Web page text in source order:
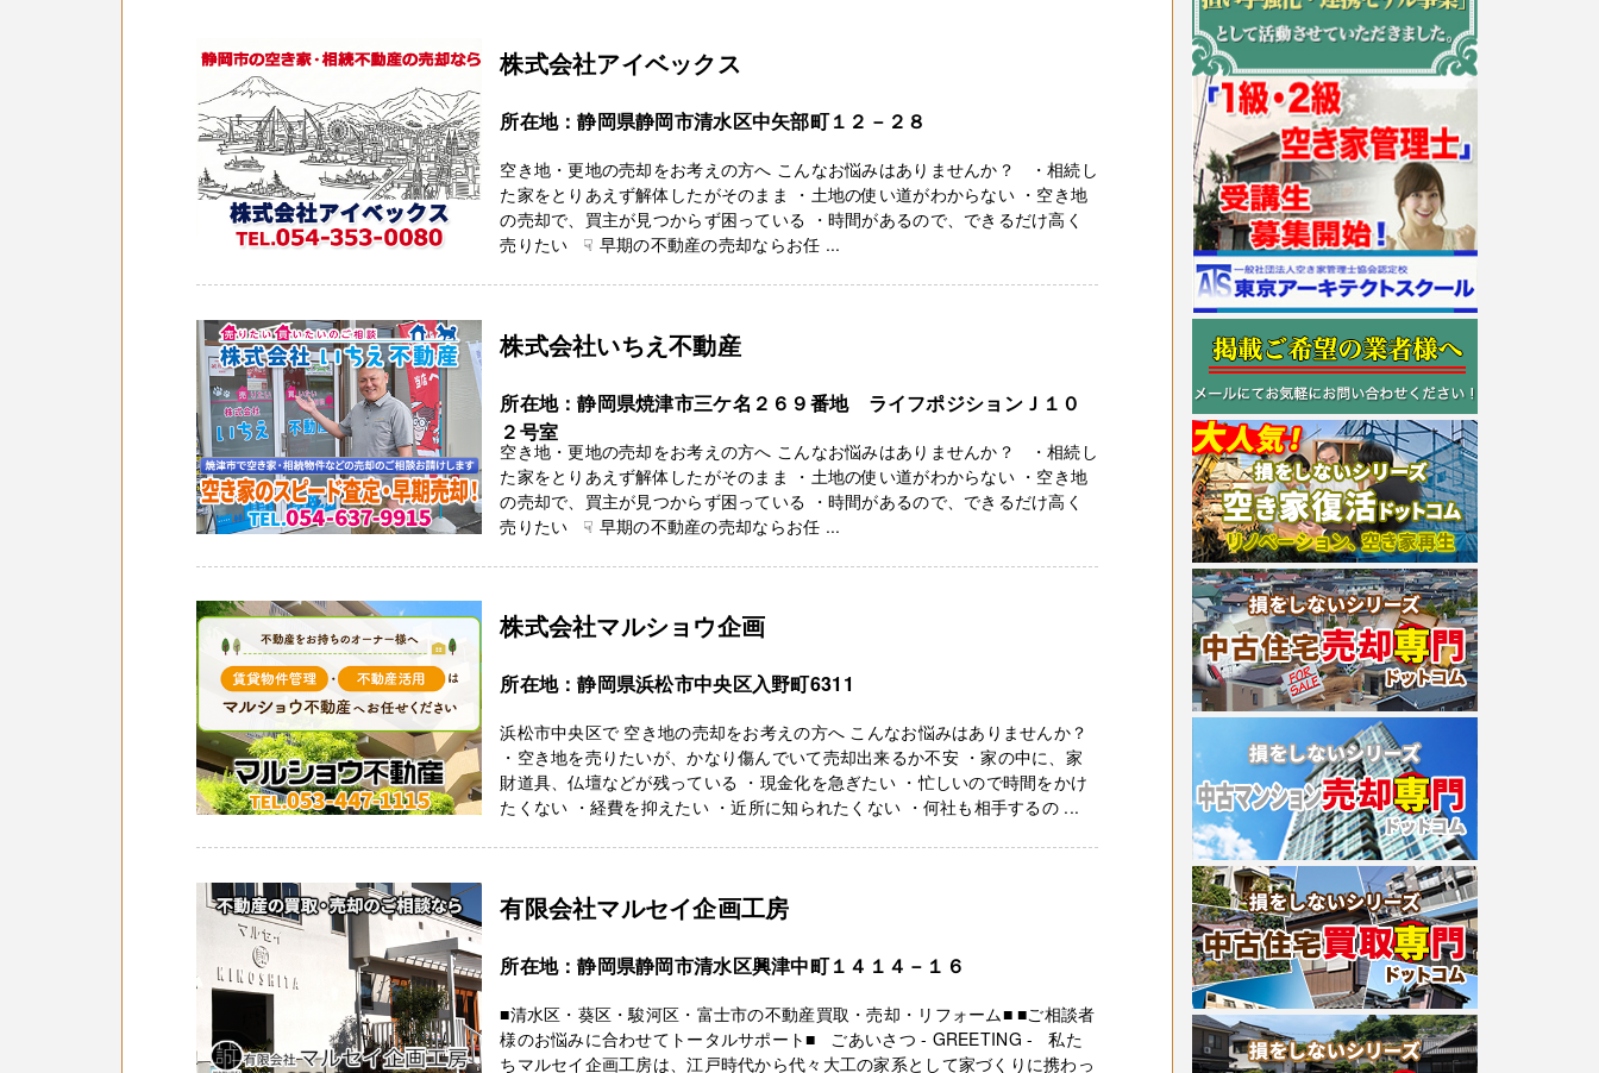
株式会社アイベックス
所在地：静岡県静岡市清水区中矢部町１２－２８
空き地・更地の売却をお考えの方へ こんなお悩みはありませんか？ ・相続し
た家をとりあえず解体したがそのまま ・土地の使い道がわからない ・空き地
の売却で、買主が見つからず困っている ・時間があるので、できるだけ高く
売りたい ☟ 早期の不動産の売却ならお任 ...
株式会社いちえ不動産
所在地：静岡県焼津市三ケ名２６９番地 ライフポジションＪ１０
２号室
空き地・更地の売却をお考えの方へ こんなお悩みはありませんか？ ・相続し
た家をとりあえず解体したがそのまま ・土地の使い道がわからない ・空き地
の売却で、買主が見つからず困っている ・時間があるので、できるだけ高く
売りたい ☟ 早期の不動産の売却ならお任 ...
株式会社マルショウ企画
所在地：静岡県浜松市中央区入野町6311
浜松市中央区で 空き地の売却をお考えの方へ こんなお悩みはありませんか？
・空き地を売りたいが、かなり傷んでいて売却出来るか不安 ・家の中に、家
財道具、仏壇などが残っている ・現金化を急ぎたい ・忙しいので時間をかけ
たくない ・経費を抑えたい ・近所に知られたくない ・何社も相手するの ...
有限会社マルセイ企画工房
所在地：静岡県静岡市清水区興津中町１４１４－１６
■清水区・葵区・駿河区・富士市の不動産買取・売却・リフォーム■ ■ご相談者
様のお悩みに合わせてトータルサポート■ ごあいさつ - GREETING - 私た
ちマルセイ企画工房は、江戸時代から代々大工の家系として家づくりに携わっ